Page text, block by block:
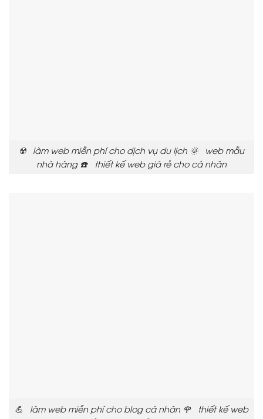
☢️ làm web miễn phí cho dịch vụ du lịch 🌞 web mẫu
nhà hàng ☎️ thiết kế web giá rẻ cho cá nhân
💪 làm web miễn phí cho blog cá nhân 🌹 thiết kế web